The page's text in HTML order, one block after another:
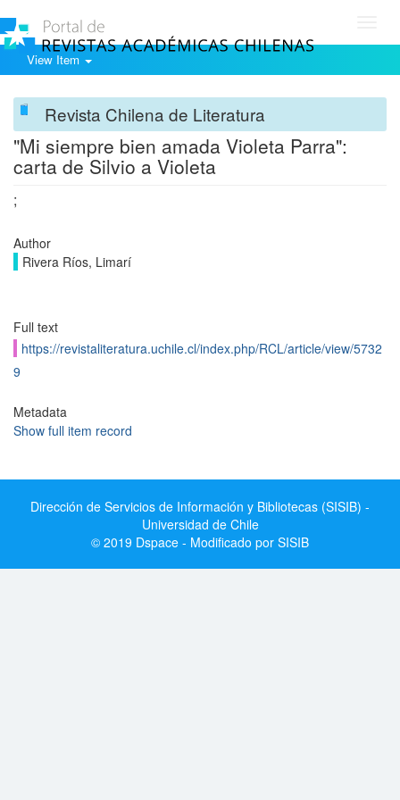
View Item
Revista Chilena de Literatura
"Mi siempre bien amada Violeta Parra":
carta de Silvio a Violeta
;
Author
Rivera Ríos, Limarí
Full text
https://revistaliteratura.uchile.cl/index.php/RCL/article/view/5732
9
Metadata
Show full item record
Dirección de Servicios de Información y Bibliotecas (SISIB) -
Universidad de Chile
© 2019 Dspace - Modificado por SISIB